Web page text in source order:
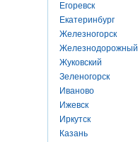
Егоревск
Екатеринбург
Железногорск
Железнодорожный
Жуковский
Зеленогорск
Иваново
Ижевск
Иркутск
Казань